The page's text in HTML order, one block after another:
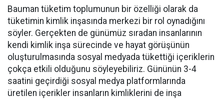
Bauman tüketim toplumunun bir özelliği olarak da
tüketimin kimlik inşasında merkezi bir rol oynadığını
söyler. Gerçekten de günümüz sıradan insanlarının
kendi kimlik inşa sürecinde ve hayat görüşünün
oluşturulmasında sosyal medyada tükettiği içeriklerin
çokça etkili olduğunu söyleyebiliriz. Gününün 3-4
saatini geçirdiği sosyal medya platformlarında
üretilen içerikler insanların kimliklerini de inşa